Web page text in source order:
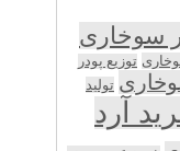
سوخاری
توزیع پودر
تولید
آرد